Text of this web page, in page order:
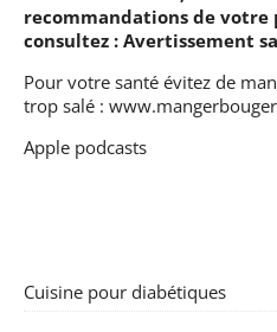
recommandations de votre
consultez : Avertissement
Pour votre santé évitez de
trop salé :
Apple podcasts
Cuisine pour diabétiques